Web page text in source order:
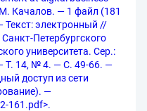
Качалов. — 1 файл (181
электронный //
Петербургского
университета. Сер.:
Т. 14, № 4. — С. 49-66. —
доступ из сети
—
161.pdf>.